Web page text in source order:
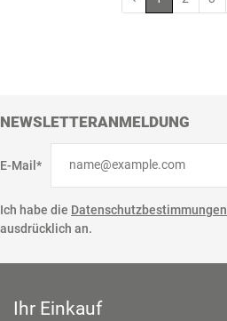
NEWSLETTERANMELDUNG
E-Mail*
Ich habe die Datenschutzbestimmungen
ausdrücklich an.
Ihr Einkauf